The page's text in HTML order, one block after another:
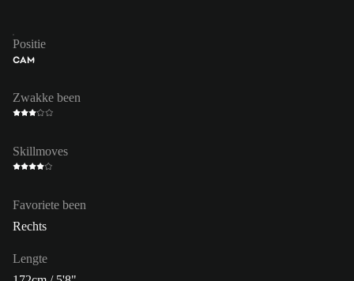
Positie
CAM
Zwakke been
Skillmoves
Favoriete been
Rechts
Lengte